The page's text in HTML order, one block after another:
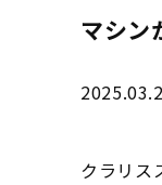
マシン
クラリス